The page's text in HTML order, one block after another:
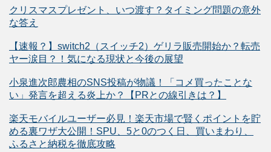
クリスマスプレゼント、いつ渡す？タイミング問題の意外
な答え
【速報？】switch2（スイッチ2）ゲリラ販売開始か？転売
ヤー涙目？！気になる現状と今後の展望
小泉進次郎農相のSNS投稿が物議！「コメ買ったことな
い」発言を超える炎上か？【PRとの線引きは？】
楽天モバイルユーザー必見！楽天市場で賢くポイントを貯
める裏ワザ大公開！SPU、5と0のつく日、買いまわり、
ふるさと納税を徹底攻略